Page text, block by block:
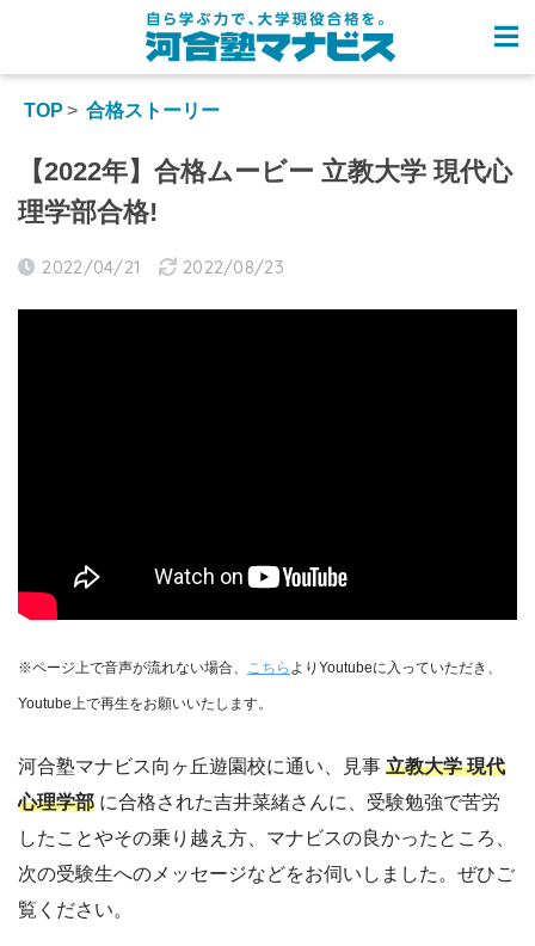
TOP 合格ストーリー
【2022年】合格ムービー 立教大学 現代心
理学部合格!
2022/04/21 2022/08/23
※ページ上で音声が流れない場合、 こちら よりYoutubeに入っていただき、
Youtube上で再生をお願いいたします。
河合塾マナビス向ヶ丘遊園校に通い、見事 立教大学 現代
心理学部 に合格された吉井菜緒さんに、受験勉強で苦労
したことやその乗り越え方、マナビスの良かったところ、
次の受験生へのメッセージなどをお伺いしました。ぜひご
覧ください。